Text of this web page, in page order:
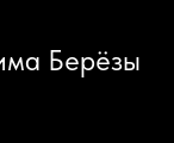
Берёзы